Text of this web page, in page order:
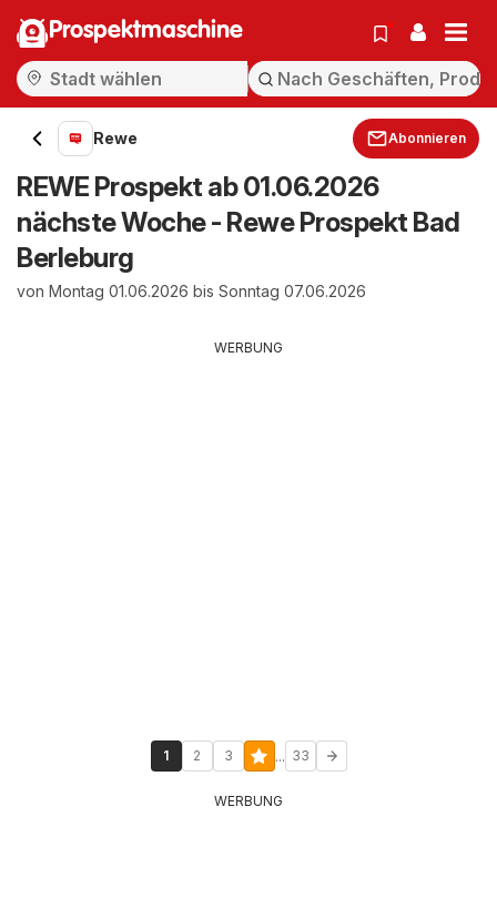
Prospektmaschine
Rewe Abonnieren
REWE Prospekt ab 01.06.2026
nächste Woche - Rewe Prospekt Bad
Berleburg
von Montag 01.06.2026 bis Sonntag 07.06.2026
WERBUNG
1 2 3 ... 33
WERBUNG